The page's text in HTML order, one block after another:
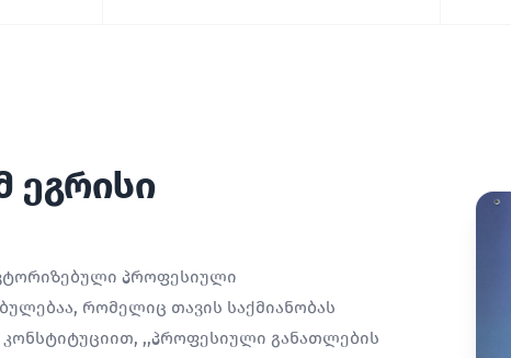
ეგრისი
პროფესიული
რომელიც თავის საქმიანობას
,,პროფესიული განათლების